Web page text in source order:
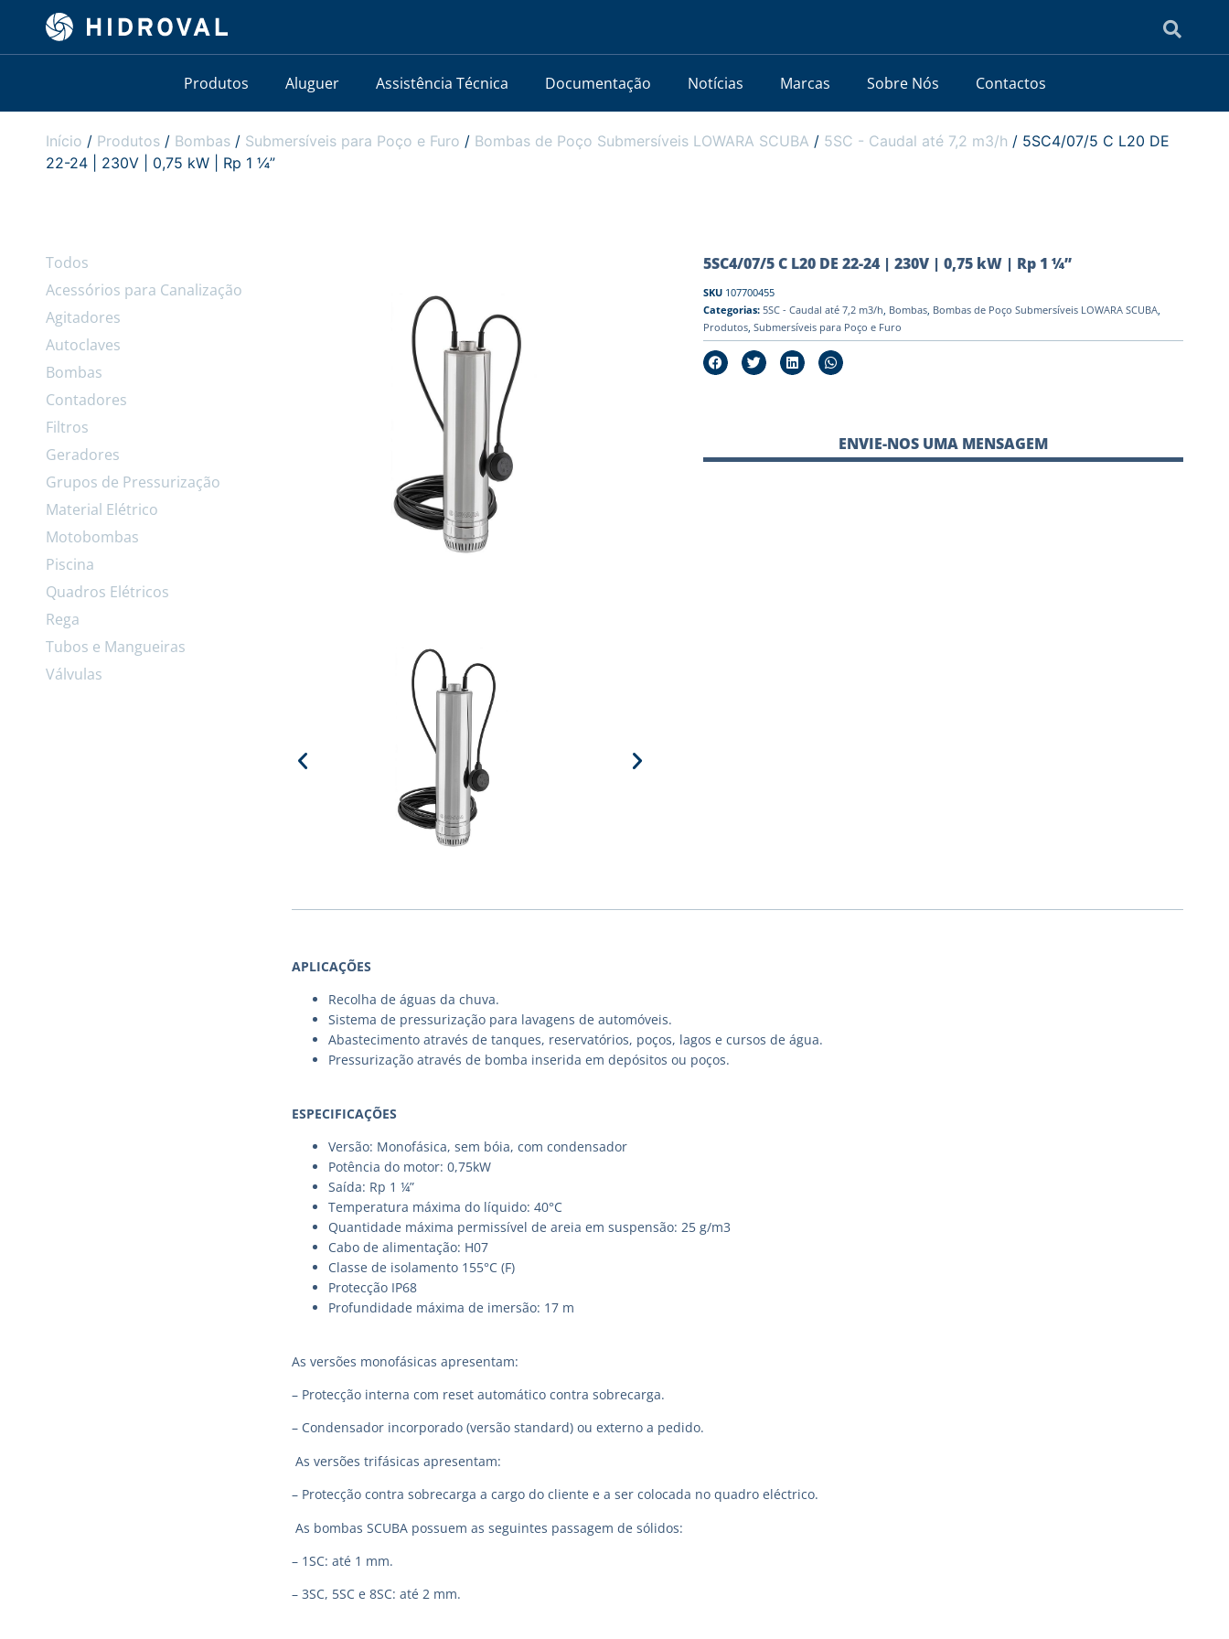
Produtos Aluguer Assistência Técnica Documentação Notícias Marcas Sobre Nós Contactos
Início / Produtos / Bombas / Submersíveis para Poço e Furo / Bombas de Poço Submersíveis LOWARA SCUBA / 5SC - Caudal até 7,2 m3/h / 5SC4/07/5 C L20 DE
22-24 | 230V | 0,75 kW | Rp 1 ¼”
Todos
Acessórios para Canalização
Agitadores
Autoclaves
Bombas
Contadores
Filtros
Geradores
Grupos de Pressurização
Material Elétrico
Motobombas
Piscina
Quadros Elétricos
Rega
Tubos e Mangueiras
Válvulas
5SC4/07/5 C L20 DE 22-24 | 230V | 0,75 kW | Rp 1 ¼”
SKU 107700455
Categorias: 5SC - Caudal até 7,2 m3/h Bombas, Bombas de Poço Submersíveis LOWARA SCUBA,
Produtos, Submersíveis para Poço e Furo
ENVIE-NOS UMA MENSAGEM
APLICAÇÕES
Recolha de águas da chuva.
Sistema de pressurização para lavagens de automóveis.
Abastecimento através de tanques, reservatórios, poços, lagos e cursos de água.
Pressurização através de bomba inserida em depósitos ou poços.
ESPECIFICAÇÕES
Versão: Monofásica, sem bóia, com condensador
Potência do motor: 0,75kW
Saída: Rp 1 ¼”
Temperatura máxima do líquido: 40°C
Quantidade máxima permissível de areia em suspensão: 25 g/m3
Cabo de alimentação: H07
Classe de isolamento 155°C (F)
Protecção IP68
Profundidade máxima de imersão: 17 m
As versões monofásicas apresentam:
– Protecção interna com reset automático contra sobrecarga.
– Condensador incorporado (versão standard) ou externo a pedido.
As versões trifásicas apresentam:
– Protecção contra sobrecarga a cargo do cliente e a ser colocada no quadro eléctrico.
As bombas SCUBA possuem as seguintes passagem de sólidos:
– 1SC: até 1 mm.
– 3SC, 5SC e 8SC: até 2 mm.